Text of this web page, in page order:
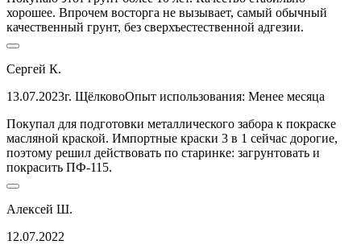
хорошее. Впрочем восторга не вызывает, самый обычный
качественный грунт, без сверхъестественной адгезии.
Сергей К.
13.07.2023г. ЩёлковоОпыт использования: Менее месяца
Покупал для подготовки металлического забора к покраске
масляной краской. Импортные краски 3 в 1 сейчас дорогие,
поэтому решил действовать по старинке: загрунтовать и
покрасить ПФ-115.
Алексей Ш.
12.07.2022